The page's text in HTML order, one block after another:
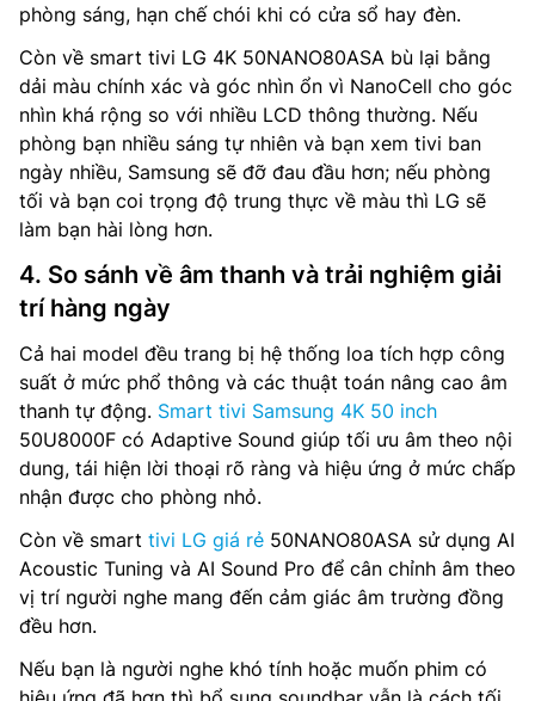
phòng sáng, hạn chế chói khi có cửa sổ hay đèn.
Còn về smart tivi LG 4K 50NANO80ASA bù lại bằng
dải màu chính xác và góc nhìn ổn vì NanoCell cho góc
nhìn khá rộng so với nhiều LCD thông thường. Nếu
phòng bạn nhiều sáng tự nhiên và bạn xem tivi ban
ngày nhiều, Samsung sẽ đỡ đau đầu hơn; nếu phòng
tối và bạn coi trọng độ trung thực về màu thì LG sẽ
làm bạn hài lòng hơn.
4. So sánh về âm thanh và trải nghiệm giải
trí hàng ngày
Cả hai model đều trang bị hệ thống loa tích hợp công
suất ở mức phổ thông và các thuật toán nâng cao âm
thanh tự động. Smart tivi Samsung 4K 50 inch
50U8000F có Adaptive Sound giúp tối ưu âm theo nội
dung, tái hiện lời thoại rõ ràng và hiệu ứng ở mức chấp
nhận được cho phòng nhỏ.
Còn về smart tivi LG giá rẻ 50NANO80ASA sử dụng AI
Acoustic Tuning và AI Sound Pro để cân chỉnh âm theo
vị trí người nghe mang đến cảm giác âm trường đồng
đều hơn.
Nếu bạn là người nghe khó tính hoặc muốn phim có